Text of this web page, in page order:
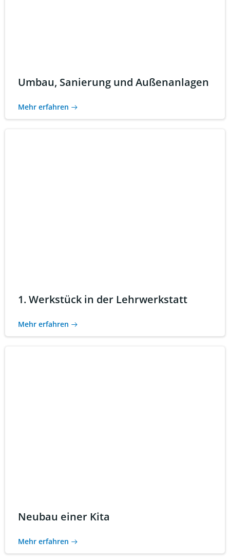
Umbau, Sanierung und Außenanlagen
Mehr erfahren
1. Werkstück in der Lehrwerkstatt
Mehr erfahren
Neubau einer Kita
Mehr erfahren